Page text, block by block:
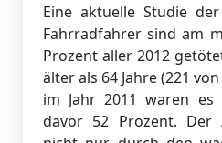
Eine aktuelle Studie
Fahrradfahrer sind am
Prozent aller 2012
älter als 64 Jahre (221
im Jahr 2011 waren es
davor 52 Prozent. Der